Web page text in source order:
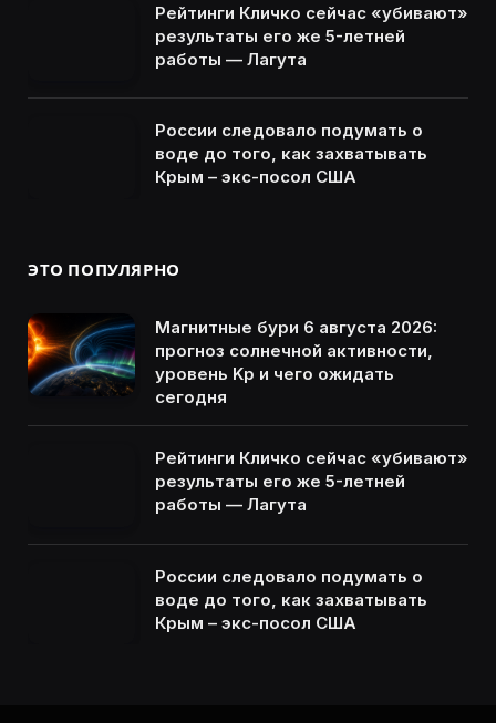
Рейтинги Кличко сейчас «убивают»
результаты его же 5-летней
работы — Лагута
России следовало подумать о
воде до того, как захватывать
Крым – экс-посол США
ЭТО ПОПУЛЯРНО
Магнитные бури 6 августа 2026:
прогноз солнечной активности,
уровень Kp и чего ожидать
сегодня
Рейтинги Кличко сейчас «убивают»
результаты его же 5-летней
работы — Лагута
России следовало подумать о
воде до того, как захватывать
Крым – экс-посол США